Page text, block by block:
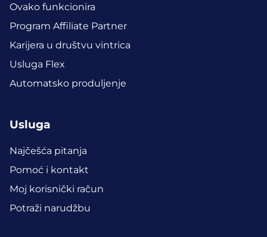
Ovako funkcionira
Program Affiliate Partner
Karijera u društvu vintrica
Usluga Flex
Automatsko produljenje
Usluga
Najčešća pitanja
Pomoć i kontakt
Moj korisnički račun
Potraži narudžbu